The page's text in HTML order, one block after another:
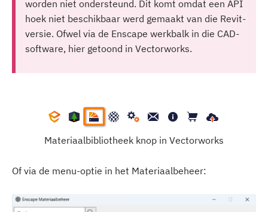
worden niet ondersteund. Dit komt omdat een API
hoek niet beschikbaar werd gemaakt van die Revit-
versie. Ofwel via de Enscape werkbalk in die CAD-
software, hier getoond in Vectorworks.
Materiaalbibliotheek knop in Vectorworks
Of via de menu-optie in het Materiaalbeheer: